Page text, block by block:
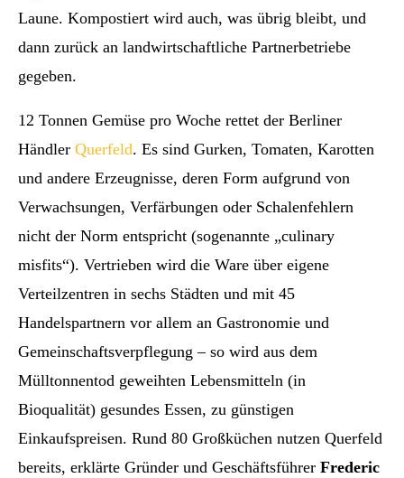
Laune. Kompostiert wird auch, was übrig bleibt, und
dann zurück an landwirtschaftliche Partnerbetriebe
gegeben.
12 Tonnen Gemüse pro Woche rettet der Berliner
Händler Querfeld. Es sind Gurken, Tomaten, Karotten
und andere Erzeugnisse, deren Form aufgrund von
Verwachsungen, Verfärbungen oder Schalenfehlern
nicht der Norm entspricht (sogenannte „culinary
misfits“). Vertrieben wird die Ware über eigene
Verteilzentren in sechs Städten und mit 45
Handelspartnern vor allem an Gastronomie und
Gemeinschaftsverpflegung – so wird aus dem
Mülltonnentod geweihten Lebensmitteln (in
Bioqualität) gesundes Essen, zu günstigen
Einkaufspreisen. Rund 80 Großküchen nutzen Querfeld
bereits, erklärte Gründer und Geschäftsführer Frederic